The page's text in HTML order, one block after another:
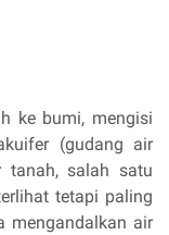
ke bumi, mengisi
(gudang air
tanah, salah satu
tetapi paling
mengandalkan air